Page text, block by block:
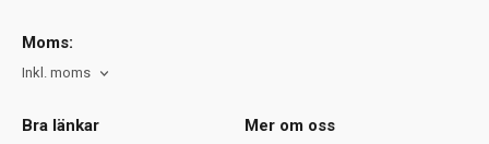
Moms:
Inkl. moms
Bra länkar Mer om oss